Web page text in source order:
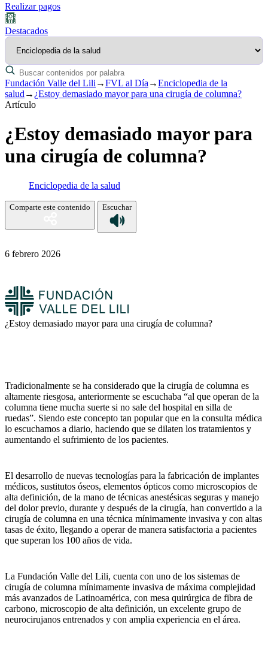
Realizar pagos
Destacados
Fundación Valle del Lili →FVL al Día →Enciclopedia de la
salud → ¿Estoy demasiado mayor para una cirugía de columna?
Artículo
¿Estoy demasiado mayor para
una cirugía de columna?
Enciclopedia de la salud
Comparte este contenido Escuchar
6 febrero 2026
¿Estoy demasiado mayor para una cirugía de columna?
Tradicionalmente se ha considerado que la cirugía de columna es
altamente riesgosa, anteriormente se escuchaba “al que operan de la
columna tiene mucha suerte si no sale del hospital en silla de
ruedas”. Siendo este concepto tan popular que en la consulta médica
lo escuchamos a diario, haciendo que se dilaten los tratamientos y
aumentando el sufrimiento de los pacientes.
El desarrollo de nuevas tecnologías para la fabricación de implantes
médicos, sustitutos óseos, elementos ópticos como microscopios de
alta definición, de la mano de técnicas anestésicas seguras y manejo
del dolor previo, durante y después de la cirugía, han convertido a la
cirugía de columna en una técnica mínimamente invasiva y con altas
tasas de éxito, llegando a operar de manera satisfactoria a pacientes
que superan los 100 años de vida.
La Fundación Valle del Lili, cuenta con uno de los sistemas de
cirugía de columna mínimamente invasiva de máxima complejidad
más avanzados de Latinoamérica, con mesa quirúrgica de fibra de
carbono, microscopio de alta definición, un excelente grupo de
neurocirujanos entrenados y con amplia experiencia en el área.